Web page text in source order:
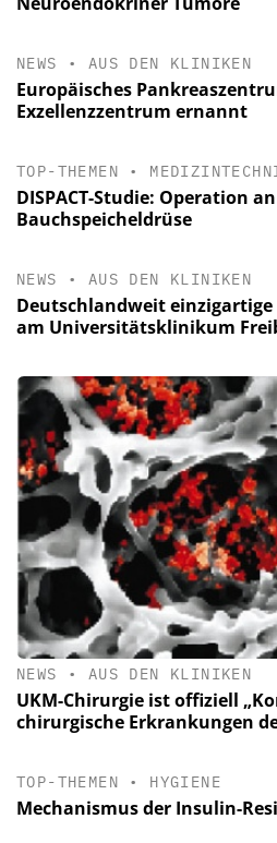
NEWS • AUS DEN KLINIKEN
Europäisches
Exzellenzzentrum ernannt
TOP-THEMEN •
DISPACT-Studie: Operation
Bauchspeicheldrüse
NEWS • AUS DEN KLINIKEN
Deutschlandweit
am Universitätsklinikum
NEWS • AUS DEN KLINIKEN
UKM-Chirurgie ist offiziell
chirurgische Erkrankungen
TOP-THEMEN • HYGIENE
Mechanismus der Insulin-